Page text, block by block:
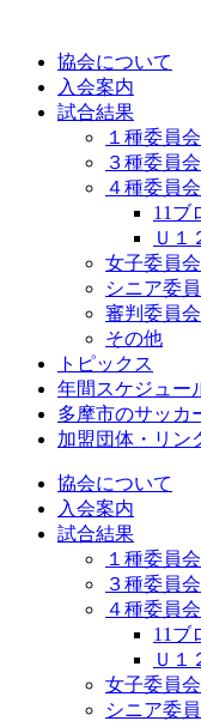
協会について
入会案内
試合結果
１種委員
３種委員
４種委員
11ブ
Ｕ１
女子委員会
シニア委
審判委員会
その他
トピックス
年間スケジュー
多摩市のサッカ
加盟団体・リン
協会について
入会案内
試合結果
１種委員
３種委員
４種委員
11ブ
Ｕ１
女子委員会
シニア委